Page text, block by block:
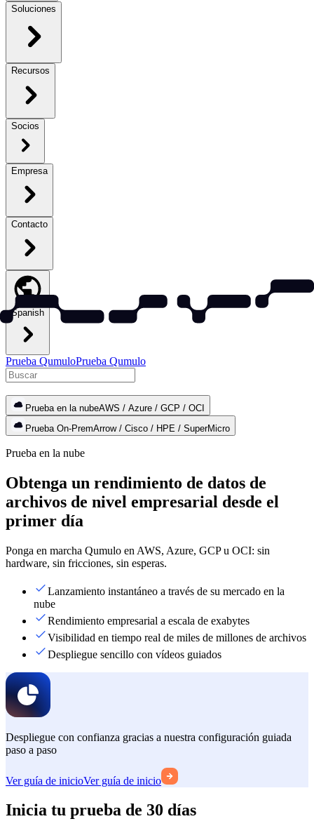
Soluciones
Recursos
Socios
Empresa
Contacto
Spanish
Prueba QumuloPrueba Qumulo
Prueba en la nubeAWS / Azure / GCP / OCI
Prueba On-PremArrow / Cisco / HPE / SuperMicro
Prueba en la nube
Obtenga un rendimiento de datos de
archivos de nivel empresarial desde el
primer día
Ponga en marcha Qumulo en AWS, Azure, GCP u OCI: sin
hardware, sin fricciones, sin esperas.
Lanzamiento instantáneo a través de su mercado en la
nube
Rendimiento empresarial a escala de exabytes
Visibilidad en tiempo real de miles de millones de archivos
Despliegue sencillo con vídeos guiados
Despliegue con confianza gracias a nuestra configuración guiada
paso a paso
Ver guía de inicioVer guía de inicio
Inicia tu prueba de 30 días